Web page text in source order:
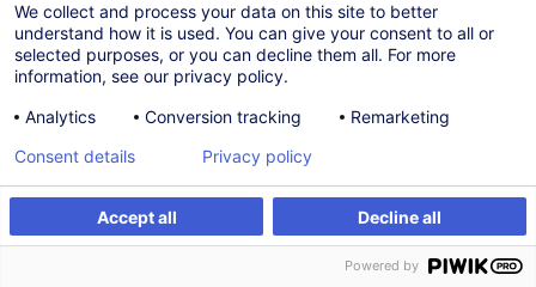
S'inscrire Formation sur mesure
Formation présentielle
Formation à distance
Cours du jour
011593
We collect and process your data on this site to better
understand how it is used. You can give your consent to all or
selected purposes, or you can decline them all. For more
information, see our privacy policy.
Analytics
Conversion tracking Remarketing
Accept all Decline all
Consent details Privacy policy
Powered by